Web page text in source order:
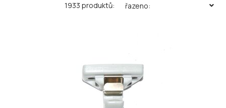
1933 produktů: řazeno: